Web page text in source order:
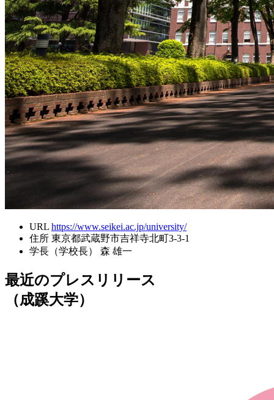
URL https://www.seikei.ac.jp/university/
住所 東京都武蔵野市吉祥寺北町3-3-1
学長（学校長）
森 雄一
最近のプレスリリース
（成蹊大学）